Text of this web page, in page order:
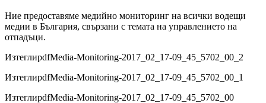
Ние предоставяме медийно мониторинг на всички водещи
медии в България, свързани с темата на управлението на
отпадъци.
ИзтеглиpdfMedia-Monitoring-2017_02_17-09_45_5702_00_2
ИзтеглиpdfMedia-Monitoring-2017_02_17-09_45_5702_00_1
ИзтеглиpdfMedia-Monitoring-2017_02_17-09_45_5702_00